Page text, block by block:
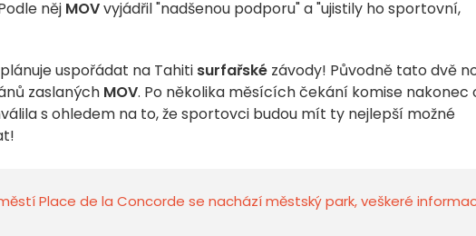
něj MOVvyjádřil "nadšenou podporu" a "ujistily ho sportovní,
uspořádat na Tahiti surfařské závody! Původně tato dvě
zaslaných MOV. Po několika měsících čekání komise nakonec
s ohledem na to, že sportovci budou mít ty nejlepší možné
Place de la Concorde se nachází městský park, veškeré